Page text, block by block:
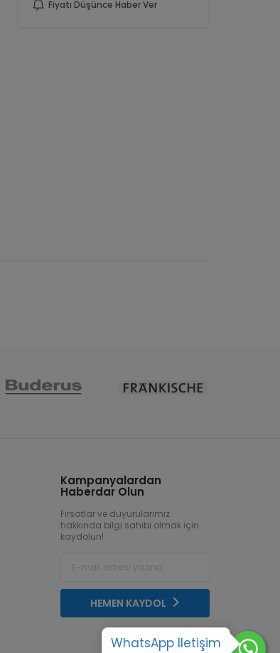
WhatsApp İletişim
Fiyatı Düşünce Haber Ver
Kampanyalardan
Haberdar Olun
Fırsatlar ve duyurularımız
hakkında bilgi sahibi olmak için
kaydolun!
HEMEN KAYDOL